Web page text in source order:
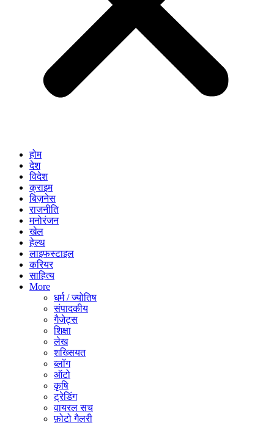
होम
देश
विदेश
क्राइम
बिज़नेस
राजनीति
मनोरंजन
खेल
हेल्थ
लाइफस्टाइल
करियर
साहित्य
More
धर्म / ज्योतिष
संपादकीय
गैजेट्स
शिक्षा
लेख
शख्सियत
ब्लॉग
ऑटो
कृषि
ट्रेडिंग
वायरल सच
फ़ोटो गैलरी